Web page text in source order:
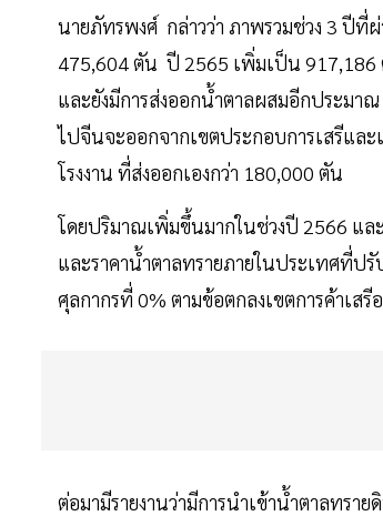
นายภัทรพงศ์ กล่าวว่า ภาพรวมช่วง 3 ปี
475,604 ตัน ปี 2565 เพิ่มเป็น
และยังมีการส่งออกนํ้าตาลผสมอีกประมา
ไปจีนจะออกจากเขตประกอบการเสรีแล
โรงงาน ที่ส่งออกเองกว่า 180,000 ตัน
โดยปริมาณเพิ่มขึ้นมากในช่วงปี 2566 แล
และราคานํ้าตาลทรายภายในประเทศที่ป
ศุลกากรที่ 0% ตามข้อตกลงเขตการค้าเ
ต่อมามีรายงานว่ามีการนำเข้านํ้าตาลทรา